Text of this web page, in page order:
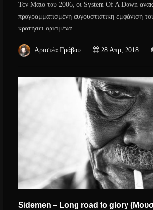
Τον Μάιο του 2006, οι System Of A Down
προγραμματισμένη αυγουστιάτικη εμφάνισή
κρατήσει ορισμένα …
Αριστέα Γράβου 28 Απρ, 2018
Sidemen – Long road to glory